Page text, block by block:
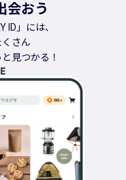
会おう
ID」には、
さん
見つかる！